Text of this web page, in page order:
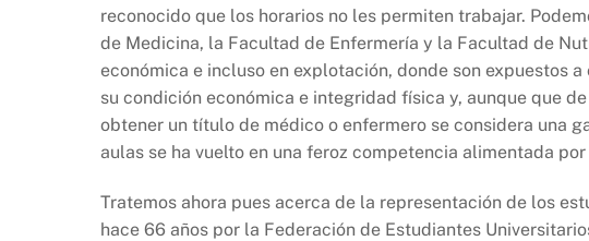
reconocido que los horarios no les permiten trabajar.
de Medicina, la Facultad de Enfermería y la Facultad de
económica e incluso en explotación, donde son expuestos
su condición económica e integridad física y, aunque que
obtener un título de médico o enfermero se considera una
aulas se ha vuelto en una feroz competencia alimentada
Tratemos ahora pues acerca de la representación de los
hace 66 años por la Federación de Estudiantes